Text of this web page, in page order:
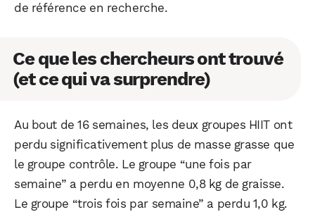
de référence en recherche.
Ce que les chercheurs ont trouvé
(et ce qui va surprendre)
Au bout de 16 semaines, les deux groupes HIIT ont
perdu significativement plus de masse grasse que
le groupe contrôle. Le groupe “une fois par
semaine” a perdu en moyenne 0,8 kg de graisse.
Le groupe “trois fois par semaine” a perdu 1,0 kg.